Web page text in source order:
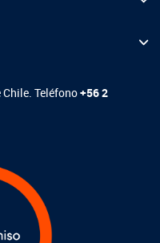
Teléfono+56 2